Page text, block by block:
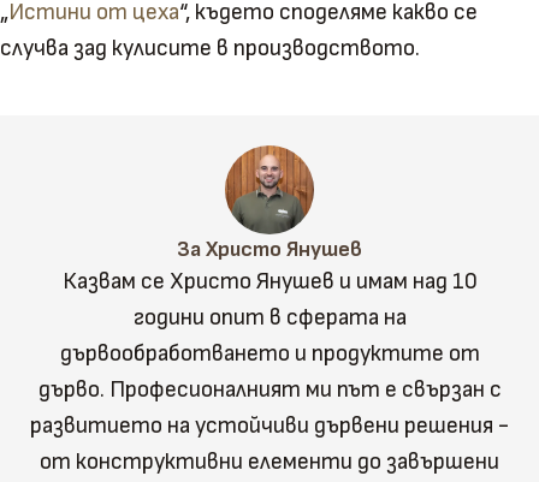
„Истини от цеха“, където споделяме какво се
случва зад кулисите в производството.
За Христо Янушев
Казвам се Христо Янушев и имам над 10
години опит в сферата на
дървообработването и продуктите от
дърво. Професионалният ми път е свързан с
развитието на устойчиви дървени решения -
от конструктивни елементи до завършени